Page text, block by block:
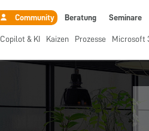
Community Beratung Seminare
Copilot & KI Kaizen Prozesse Microsoft